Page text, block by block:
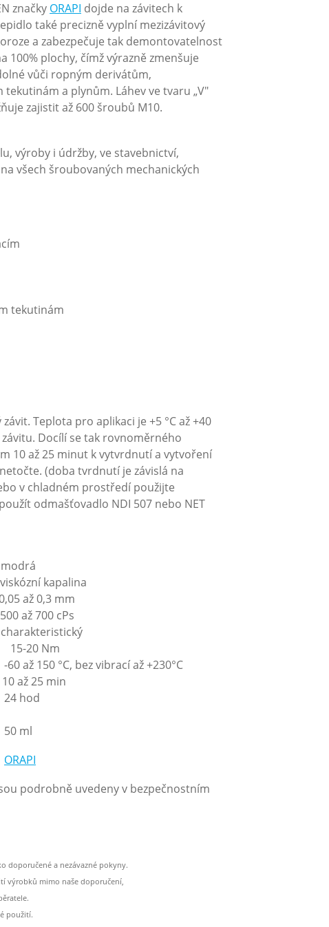
značky ORAPI dojde na závitech k
také precizně vyplní mezizávitový
a zabezpečuje tak demontovatelnost
plochy, čímž výrazně zmenšuje
vůči ropným derivátům,
a plynům. Láhev ve tvaru „V"
zajistit až 600 šroubů M10.
výroby i údržby, ve stavebnictví,
všech šroubovaných mechanických
tekutinám
Teplota pro aplikaci je +5 °C až +40
Docílí se tak rovnoměrného
10 až 25 minut k vytvrdnutí a vytvoření
(doba tvrdnutí je závislá na
v chladném prostředí použijte
odmašťovadlo NDI 507 nebo NET
mm
cPs
15-20 Nm
bez vibrací až +230°C
min
ORAPI
podrobně uvedeny v bezpečnostním
doporučené a nezávazné pokyny.
výrobků mimo naše doporučení,
použití.